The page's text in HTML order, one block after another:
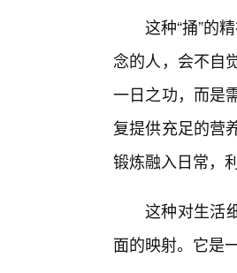
这种“捅”的
念的人，会不自
一日之功，而是
复提供充足的营
锻炼融入日常，
这种对生活
面的映射。它是